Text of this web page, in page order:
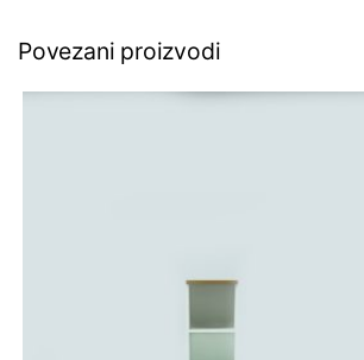
Povezani proizvodi